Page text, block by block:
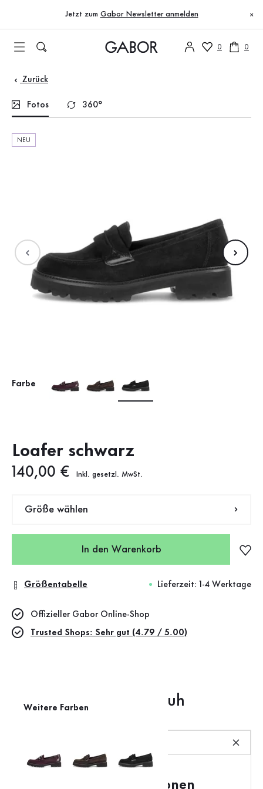
Zum Inhaltsverzeichnis
Zur Hauptnavigation
Jetzt zum Gabor Newsletter anmelden ×
0 0
Zurück
Fotos 360°
NEU
Farbe
Loafer schwarz
Neuer Preis
140,00 € Inkl. gesetzl. MwSt.
Größe wählen
In den Warenkorb
Größentabelle Lieferzeit: 1-4 Werktage
Weitere Farben
Offizieller Gabor Online-Shop
Trusted Shops: Sehr gut (4.79 / 5.00)
Das macht diesen Schuh
Produktinformationen